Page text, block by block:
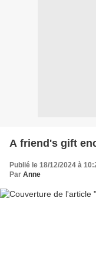
A friend's gift
Publié le 18/12/2024 à
Par Anne